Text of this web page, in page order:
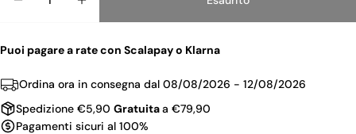
Puoi pagare a rate con Scalapay o Klarna
Ordina ora in consegna dal 08/08/2026 - 12/08/2026
Spedizione €5,90 Gratuitaa €79,90
Pagamenti sicuri al 100%